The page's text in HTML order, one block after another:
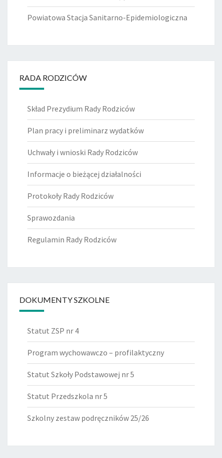
Powiatowa Stacja Sanitarno-Epidemiologiczna
RADA RODZICÓW
Skład Prezydium Rady Rodziców
Plan pracy i preliminarz wydatków
Uchwały i wnioski Rady Rodziców
Informacje o bieżącej działalności
Protokoły Rady Rodziców
Sprawozdania
Regulamin Rady Rodziców
DOKUMENTY SZKOLNE
Statut ZSP nr 4
Program wychowawczo – profilaktyczny
Statut Szkoły Podstawowej nr 5
Statut Przedszkola nr 5
Szkolny zestaw podręczników 25/26